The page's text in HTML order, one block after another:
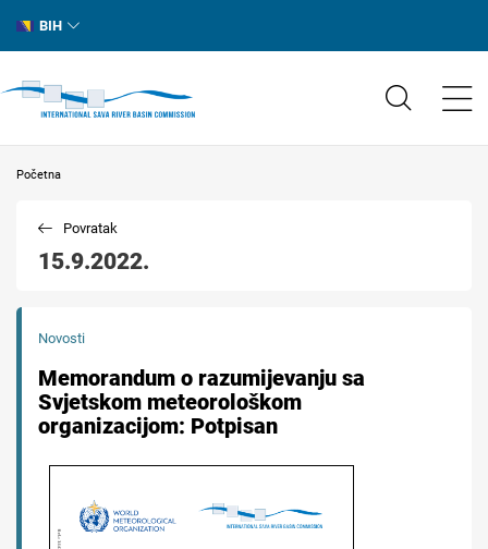
BIH
Početna
15.9.2022.
Povratak
Novosti
Memorandum o razumijevanju sa
Svjetskom meteorološkom
organizacijom: Potpisan